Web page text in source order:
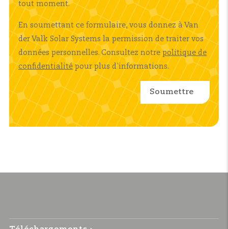
tout moment.
En soumettant ce formulaire, vous donnez à Van
der Valk Solar Systems la permission de traiter vos
données personnelles. Consultez notrepolitique de
confidentialité pour plus d'informations.